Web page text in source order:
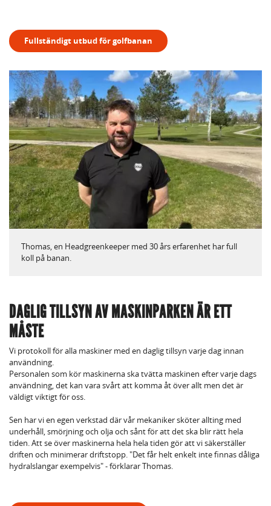
Fullständigt utbud för golfbanan
Thomas, en Headgreenkeeper med 30 års erfarenhet har full
koll på banan.
DAGLIG TILLSYN AV MASKINPARKEN ÄR ETT
MÅSTE
Vi protokoll för alla maskiner med en daglig tillsyn varje dag innan
användning.
Personalen som kör maskinerna ska tvätta maskinen efter varje dags
användning, det kan vara svårt att komma åt över allt men det är
väldigt viktigt för oss.
Sen har vi en egen verkstad där vår mekaniker sköter allting med
underhåll, smörjning och olja och sånt för att det ska blir rätt hela
tiden. Att se över maskinerna hela hela tiden gör att vi säkerställer
driften och minimerar driftstopp. "Det får helt enkelt inte finnas dåliga
hydralslangar exempelvis" - förklarar Thomas.